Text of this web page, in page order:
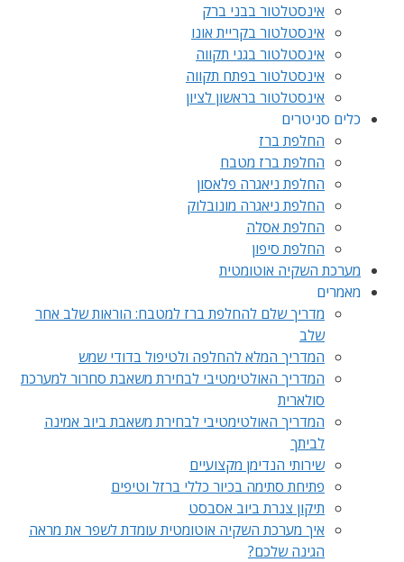
אינסטלטור בבני ברק
אינסטלטור בקריית אונו
אינסטלטור בגני תקווה
אינסטלטור בפתח תקווה
אינסטלטור בראשון לציון
כלים סניטרים
החלפת ברז
החלפת ברז מטבח
החלפת ניאגרה פלאסון
החלפת ניאגרה מונובלוק
החלפת אסלה
החלפת סיפון
מערכת השקיה אוטומטית
מאמרים
מדריך שלם להחלפת ברז למטבח: הוראות שלב אחר
שלב
המדריך המלא להחלפה ולטיפול בדודי שמש
המדריך האולטימטיבי לבחירת משאבת סחרור למערכת
סולארית
המדריך האולטימטיבי לבחירת משאבת ביוב אמינה
לביתך
שירותי הנדימן מקצועיים
פתיחת סתימה בכיור כללי ברזל וטיפים
תיקון צנרת ביוב אסבסט
איך מערכת השקיה אוטומטית עומדת לשפר את מראה
הגינה שלכם?